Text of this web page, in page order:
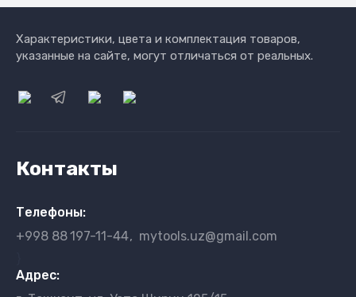
Характеристики, цвета и комплектация товаров,
указанные на сайте, могут отличаться от реальных.
Контакты
Телефоны:
+998 88197-11-44
mytools.uz@gmail.com
Адрес: